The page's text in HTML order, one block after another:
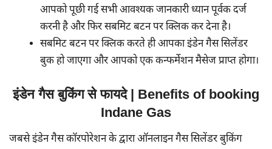
आपको पूछी गई सभी आवश्यक जानकारी ध्यान पूर्वक दर्ज
करनी है और फिर सबमिट बटन पर क्लिक कर देना है।
सबमिट बटन पर क्लिक करते ही आपका इंडेन गैस सिलेंडर
बुक हो जाएगा और आपको एक कन्फर्मेशन मैसेज प्राप्त होगा।
इंडेन गैस बुकिंग से फायदे | Benefits of booking
Indane Gas
जबसे इंडेन गैस कॉरपोरेशन के द्वारा ऑनलाइन गैस सिलेंडर बुकिंग